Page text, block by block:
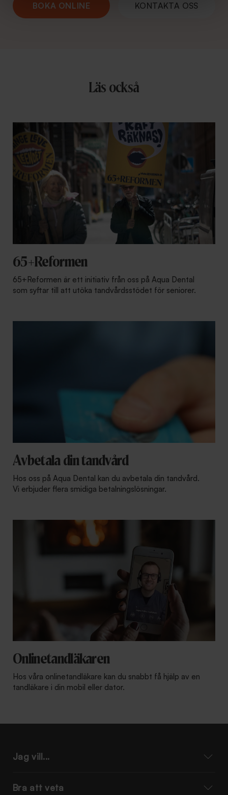
BOKA ONLINE KONTAKTA OSS
Läs också
65+Reformen
65+Reformen är ett initiativ från oss på Aqua Dental
som syftar till att utöka tandvårdsstödet för seniorer.
Avbetala din tandvård
Hos oss på Aqua Dental kan du avbetala din tandvård.
Vi erbjuder flera smidiga betalningslösningar.
Onlinetandläkaren
Hos våra onlinetandläkare kan du snabbt få hjälp av en
tandläkare i din mobil eller dator.
Jag vill...
Bra att veta